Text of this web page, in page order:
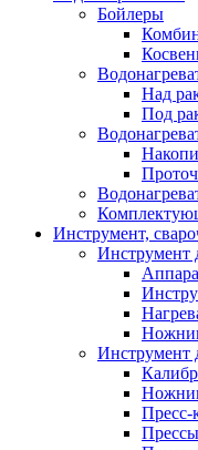
Бойлеры
Над
Под
Инструмент,
Инструмент
Инструмент
Пресс-